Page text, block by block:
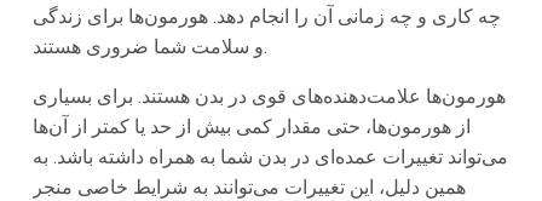
چه کاری و چه زمانی آن را انجام دهد. هورمون‌ها برای زندگی
و سلامت شما ضروری هستند.
هورمون‌ها علامت‌دهنده‌های قوی در بدن هستند. برای بسیاری
از هورمون‌ها، حتی مقدار کمی بیش از حد یا کمتر از آن‌ها
می‌تواند تغییرات عمده‌ای در بدن شما به همراه داشته باشد. به
همین دلیل، این تغییرات می‌توانند به شرایط خاصی منجر